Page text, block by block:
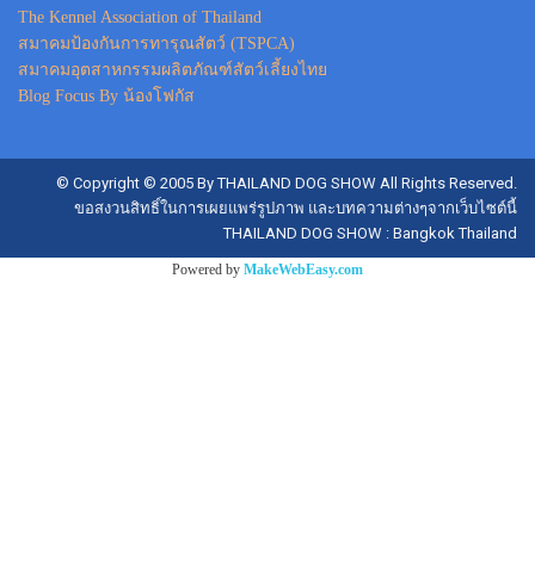
The Kennel Association of Thailand
สมาคมป้องกันการทารุณสัตว์ (TSPCA)
สมาคมอุตสาหกรรมผลิตภัณฑ์สัตว์เลี้ยงไทย
Blog Focus By น้องโฟกัส
© Copyright © 2005 By THAILAND DOG SHOW All Rights Reserved.
ขอสงวนสิทธิ์ในการเผยแพร่รูปภาพ และบทความต่างๆจากเว็บไซต์นี้
THAILAND DOG SHOW : Bangkok Thailand
Powered by MakeWebEasy.com